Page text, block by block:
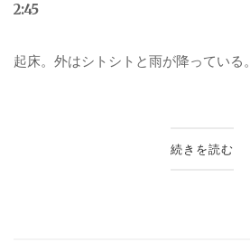
2:45
起床。外はシトシトと雨が降っている。
続きを読む